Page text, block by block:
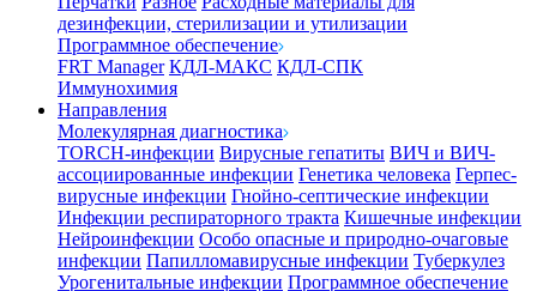
дезинфекции, стерилизации и утилизации
Программное обеспечение
FRT Manager КДЛ-МАКС КДЛ-СПК
Иммунохимия
Направления
Молекулярная диагностика
TORCH-инфекции Вирусные гепатиты ВИЧ и ВИЧ-
ассоциированные инфекции Генетика человека Герпес-
вирусные инфекции Гнойно-септические инфекции
Инфекции респираторного тракта Кишечные инфекции
Нейроинфекции Особо опасные и природно-очаговые
инфекции Папилломавирусные инфекции Туберкулез
Урогенитальные инфекции Программное обеспечение